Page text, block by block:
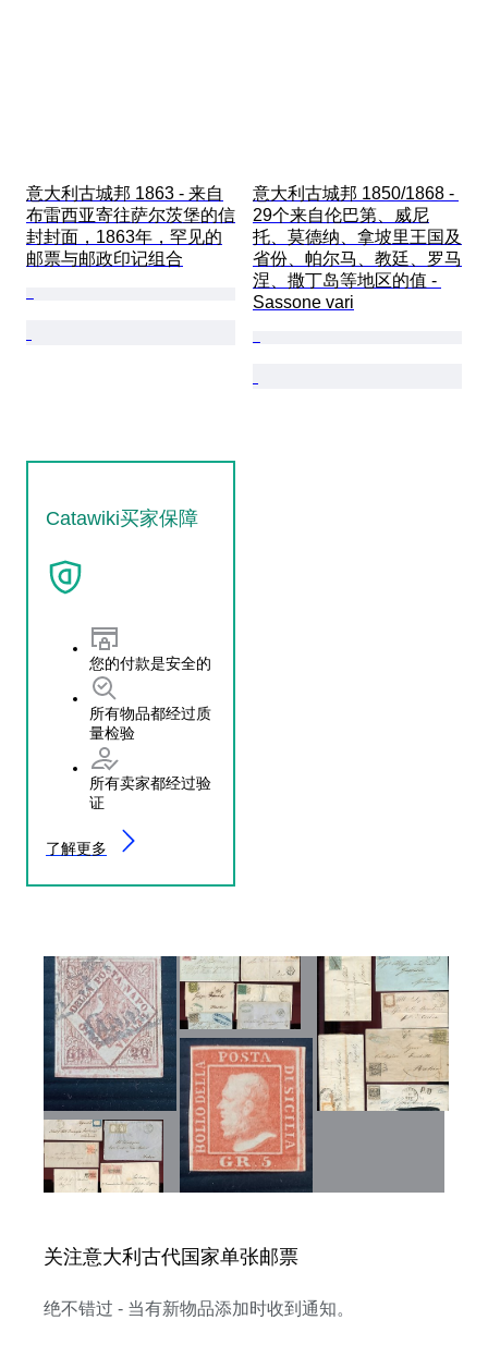
意大利古城邦 1863 - 来自
布雷西亚寄往萨尔茨堡的信
封封面，1863年，罕见的
邮票与邮政印记组合
意大利古城邦 1850/1868 -
29个来自伦巴第、威尼
托、莫德纳、拿坡里王国及
省份、帕尔马、教廷、罗马
涅、撒丁岛等地区的值 -
Sassone vari
Catawiki买家保障
您的付款是安全的
所有物品都经过质
量检验
所有卖家都经过验
证
了解更多
关注意大利古代国家单张邮票
绝不错过 - 当有新物品添加时收到通知。